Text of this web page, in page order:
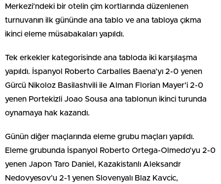
Merkezi’ndeki bir otelin çim kortlarında düzenlenen
turnuvanın ilk gününde ana tablo ve ana tabloya çıkma
ikinci eleme müsabakaları yapıldı.
Tek erkekler kategorisinde ana tabloda iki karşılaşma
yapıldı. İspanyol Roberto Carballes Baena’yı 2-0 yenen
Gürcü Nikoloz Basilashvili ile Alman Florian Mayer’i 2-0
yenen Portekizli Joao Sousa ana tablonun ikinci turunda
oynamaya hak kazandı.
Günün diğer maçlarında eleme grubu maçları yapıldı.
Eleme grubunda İspanyol Roberto Ortega-Olmedo’yu 2-0
yenen Japon Taro Daniel, Kazakistanlı Aleksandr
Nedovyesov’u 2-1 yenen Slovenyalı Blaz Kavcic,